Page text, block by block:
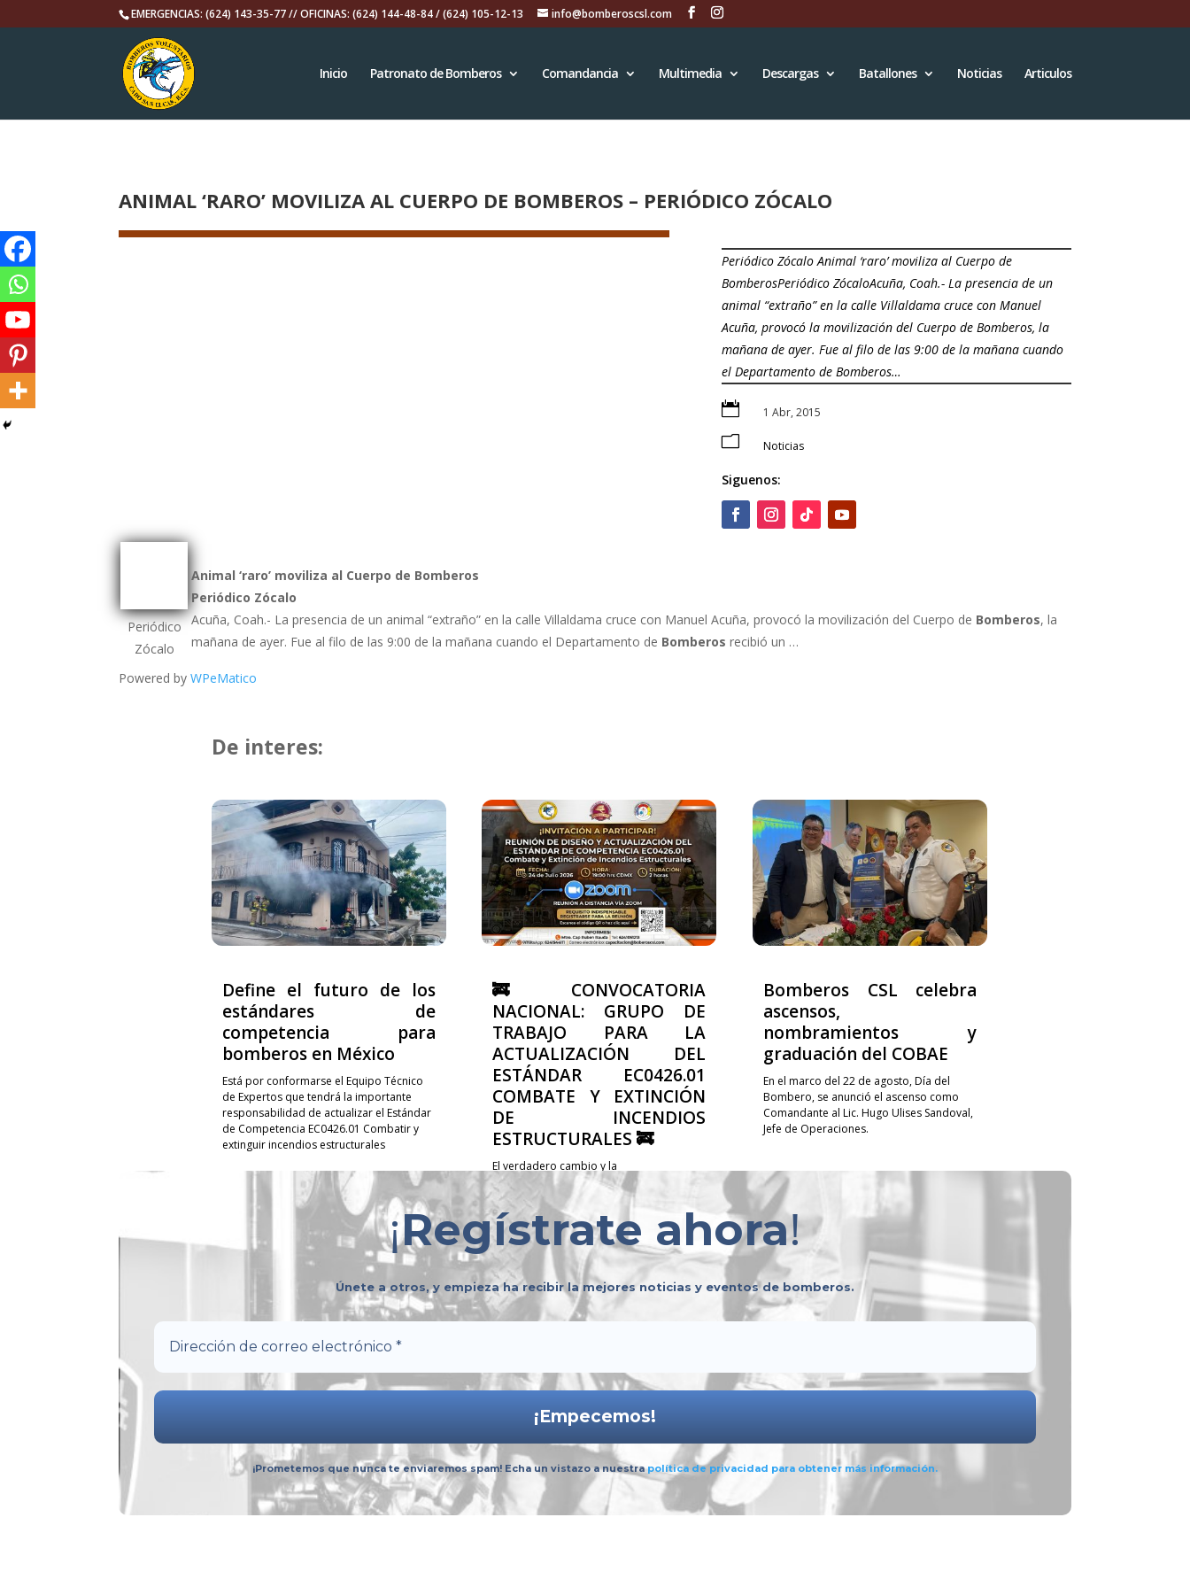
EMERGENCIAS: (624) 143-35-77 // OFICINAS: (624) 144-48-84 / (624) 105-12-13 info@bomberoscsl.com
Inicio Patronato de Bomberos Comandancia Multimedia Descargas Batallones Noticias Articulos
ANIMAL ‘RARO’ MOVILIZA AL CUERPO DE BOMBEROS – PERIÓDICO ZÓCALO
Periódico Zócalo Animal ‘raro’ moviliza al Cuerpo de
BomberosPeriódico ZócaloAcuña, Coah.- La presencia de un
animal “extraño” en la calle Villaldama cruce con Manuel
Acuña, provocó la movilización del Cuerpo de Bomberos, la
mañana de ayer. Fue al filo de las 9:00 de la mañana cuando
el Departamento de Bomberos…
 1 Abr, 2015
m Noticias
Siguenos:
Periódico
Zócalo
Animal ‘raro’ moviliza al Cuerpo de Bomberos
Periódico Zócalo
Acuña, Coah.- La presencia de un animal “extraño” en la calle Villaldama cruce con Manuel Acuña, provocó la movilización del Cuerpo de Bomberos, la
mañana de ayer. Fue al filo de las 9:00 de la mañana cuando el Departamento de Bomberos recibió un …
Powered byWPeMatico
De interes:
Define el futuro de los
estándares de
competencia para
bomberos en México
Está por conformarse el Equipo Técnico
de Expertos que tendrá la importante
responsabilidad de actualizar el Estándar
de Competencia EC0426.01 Combatir y
extinguir incendios estructurales
🚒 CONVOCATORIA
NACIONAL: GRUPO DE
TRABAJO PARA LA
ACTUALIZACIÓN DEL
ESTÁNDAR EC0426.01
COMBATE Y EXTINCIÓN
DE INCENDIOS
ESTRUCTURALES 🚒
El verdadero cambio y la
profesionalización de nuestra labor no se
construyen de manera individual; se
logran compartiendo experiencias,
sumando voluntades y trabajando en
equipo. 🤝✨ Te invitamos a...
Bomberos CSL celebra
ascensos,
nombramientos y
graduación del COBAE
En el marco del 22 de agosto, Día del
Bombero, se anunció el ascenso como
Comandante al Lic. Hugo Ulises Sandoval,
Jefe de Operaciones.
¡Regístrate ahora!
Únete a otros, y empieza ha recibir la mejores noticias y eventos de bomberos.
¡Prometemos que nunca te enviaremos spam! Echa un vistazo a nuestrapolítica de privacidad para obtener más información.